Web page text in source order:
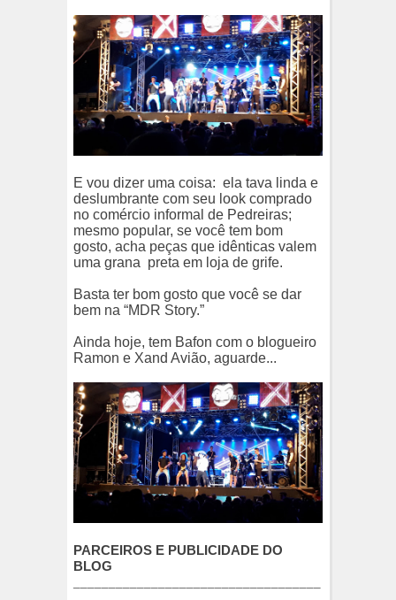
E vou dizer uma coisa: ela tava linda e
deslumbrante com seu look comprado
no comércio informal de Pedreiras;
mesmo popular, se você tem bom
gosto, acha peças que idênticas valem
uma grana preta em loja de grife.
Basta ter bom gosto que você se dar
bem na “MDR Story.”
Ainda hoje, tem Bafon com o blogueiro
Ramon e Xand Avião, aguarde...
PARCEIROS E PUBLICIDADE DO
BLOG